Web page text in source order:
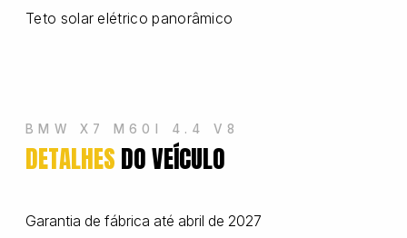
Teto solar elétrico panorâmico
BMW X7 M60I 4.4 V8
DETALHESDO VEÍCULO
Garantia de fábrica até abril de 2027